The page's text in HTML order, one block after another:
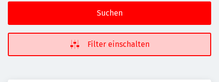
Suchen
Filter einschalten